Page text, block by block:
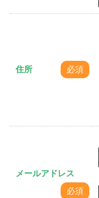
住所 必須
メールアドレス
必須